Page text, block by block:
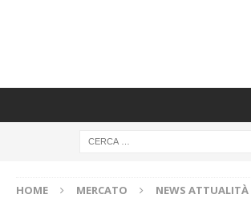
HOME MERCATO NEWS ATTUALITÀ